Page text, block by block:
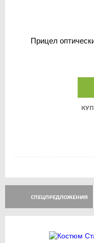
Прицел
СПЕЦПРЕДЛОЖЕНИЯ